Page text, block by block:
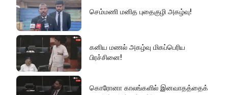
செம்மணி மனித புதைகுழி அகழ்வு!
கனிய மணல் அகழ்வு மிகப்பெரிய
பிரச்சினை!
கொரோனா காலங்களில் இனவாதத்தைக்